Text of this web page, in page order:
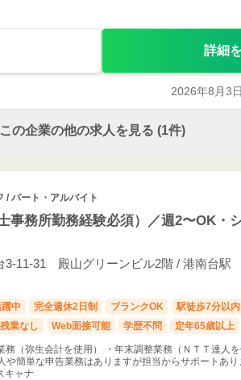
詳細
2026年8月3
この企業の他の求人を見る (1件)
/ パート・アルバイト
事務所勤務経験必須）／週2〜OK・
3-11-31 殿山グリーンビル2階 / 港南台駅
中 完全週休2日制 ブランクOK 駅徒歩7分以内
残業なし Web面接可能 学歴不問 定年65歳以上
（弥生会計を使用） ・年末調整業務（ＮＴＴ達人
や簡単な申告業務はありますが担当からサポートあ
キャナ